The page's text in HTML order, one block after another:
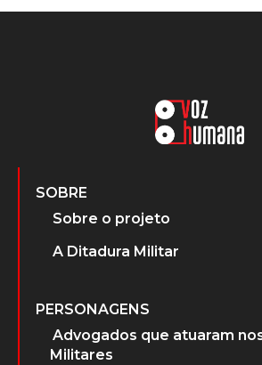
SOBRE
Sobre o projeto
A Ditadura Militar
PERSONAGENS
Advogados que atuaram
Militares